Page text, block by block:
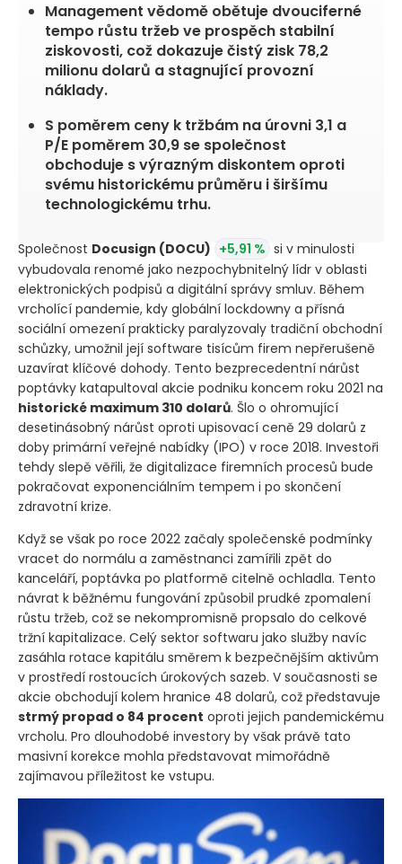
Management vědomě obětuje dvouciferné
tempo růstu tržeb ve prospěch stabilní
ziskovosti, což dokazuje čistý zisk 78,2
milionu dolarů a stagnující provozní
náklady.
S poměrem ceny k tržbám na úrovni 3,1 a
P/E poměrem 30,9 se společnost
obchoduje s výrazným diskontem oproti
svému historickému průměru i širšímu
technologickému trhu.
Společnost Docusign (DOCU) +5,91 % si v minulosti
vybudovala renomé jako nezpochybnitelný lídr v oblasti
elektronických podpisů a digitální správy smluv. Během
vrcholící pandemie, kdy globální lockdowny a přísná
sociální omezení prakticky paralyzovaly tradiční obchodní
schůzky, umožnil její software tisícům firem nepřerušeně
uzavírat klíčové dohody. Tento bezprecedentní nárůst
poptávky katapultoval akcie podniku koncem roku 2021 na
historické maximum 310 dolarů. Šlo o ohromující
desetinásobný nárůst oproti upisovací ceně 29 dolarů z
doby primární veřejné nabídky (IPO) v roce 2018. Investoři
tehdy slepě věřili, že digitalizace firemních procesů bude
pokračovat exponenciálním tempem i po skončení
zdravotní krize.
Když se však po roce 2022 začaly společenské podmínky
vracet do normálu a zaměstnanci zamířili zpět do
kanceláří, poptávka po platformě citelně ochladla. Tento
návrat k běžnému fungování způsobil prudké zpomalení
růstu tržeb, což se nekompromisně propsalo do celkové
tržní kapitalizace. Celý sektor softwaru jako služby navíc
zasáhla rotace kapitálu směrem k bezpečnějším aktivům
v prostředí rostoucích úrokových sazeb. V současnosti se
akcie obchodují kolem hranice 48 dolarů, což představuje
strmý propad o 84 procent oproti jejich pandemickému
vrcholu. Pro dlouhodobé investory by však právě tato
masivní korekce mohla představovat mimořádně
zajímavou příležitost ke vstupu.